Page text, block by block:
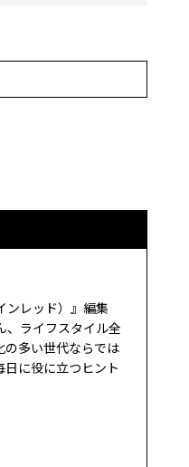
ンレッド）』編集
、ライフスタイル全
多い世代ならでは
に役に立つヒント